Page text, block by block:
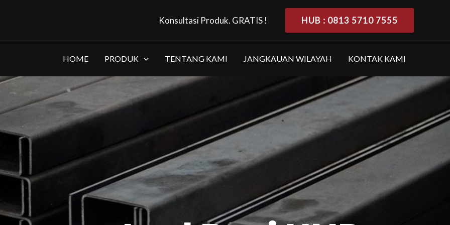
Konsultasi Produk. GRATIS ! HUB : 0813 5710 7555
HOME PRODUK TENTANG KAMI JANGKAUAN WILAYAH KONTAK KAMI